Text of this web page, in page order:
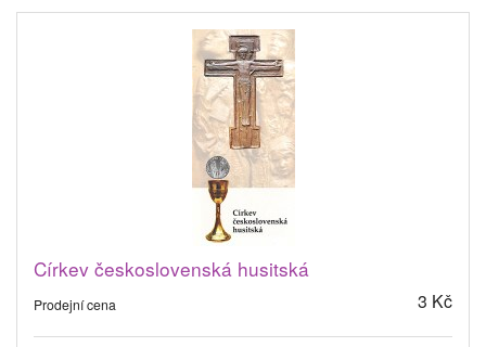
Církev československá husitská
Prodejní cena 3 Kč